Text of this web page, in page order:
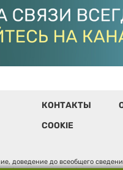
КОНТАКТЫ
COOKIE
доведение до всеобщего